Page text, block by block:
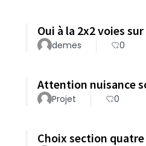
Oui à la 2x2 voies
demes 0
Attention nuisance
Projet 0
Choix section quatre